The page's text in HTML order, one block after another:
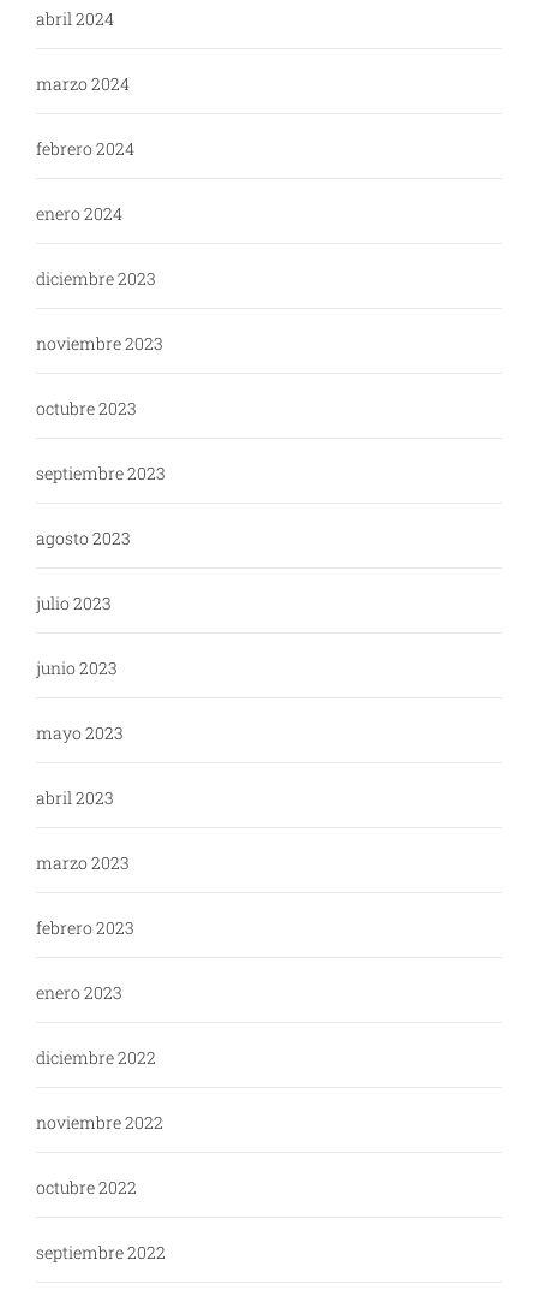
abril 2024
marzo 2024
febrero 2024
enero 2024
diciembre 2023
noviembre 2023
octubre 2023
septiembre 2023
agosto 2023
julio 2023
junio 2023
mayo 2023
abril 2023
marzo 2023
febrero 2023
enero 2023
diciembre 2022
noviembre 2022
octubre 2022
septiembre 2022